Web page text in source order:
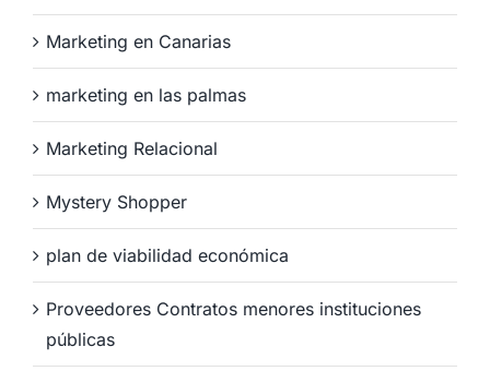
Marketing en Canarias
marketing en las palmas
Marketing Relacional
Mystery Shopper
plan de viabilidad económica
Proveedores Contratos menores instituciones
públicas